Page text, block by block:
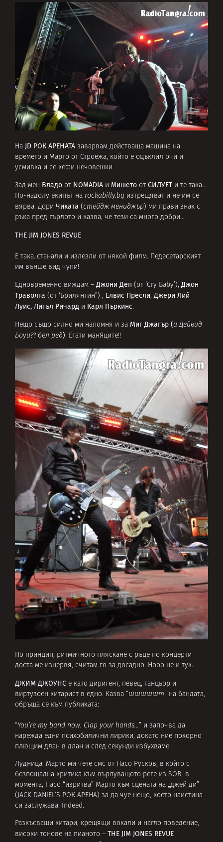
На JD РОК АРЕНАТА заварвам действаща машина на
времето и Марто от Строежа, който е оцъклил очи и
усмивка и се кефи нечовешки.
Зад мен Владо от NOMADIA и Мишето от СИЛУЕТ и те така…
По-надолу екипът на rockabilly.bg изтрещяват и не им се
вярва. Дори Чиката (стейдж мениджър) ми прави знак с
ръка пред гърлото и казва, че тези са много добри…
THE JIM JONES REVUE
Е така..станали и излезли от някой филм. Педесетарският
им външе вид чупи!
Едновременно виждам –Джони Деп (от ‘Cry Baby’),Джон
Траволта (от ‘Брилянтин”) , Елвис Пресли,Джери Лий
Луис, Литъл Ричард и Карл Пъркинс.
Нещо също силно ми напомня и за Миг Джагър (а Дейвид
Боуи?? бел ред). Егати манЯците!!
По принцип, ритмичното пляскане с ръце по концерти
доста ме изнервя, считам го за досадно. Нооо не и тук.
ДЖИМ ДЖОУНС е като диригент, певец, танцьор и
виртузоен китарист в едно. Казва “шшшшшт” на бандата,
обръща се към публиката:
“You’re my band now. Clap your hands…” и започва да
нарежда едни психобилични лирики, докато ние покорно
плющим длан в длан и след секунди избухваме.
Лудница. Марто ми чете смс от Насо Русков, в който с
безпощадна критика към върлуващото реге из SOB в
момента, Насо “изритва” Марто към сцената на „джей ди”
(JACK DANIEL’S РОК АРЕНА) за да чуе нещо, което наистина
си заслужава. Indeed.
Разкъсващи китари, крещящи вокали и нагло поведение,
високи тонове на пианото – THE JIM JONES REVUE